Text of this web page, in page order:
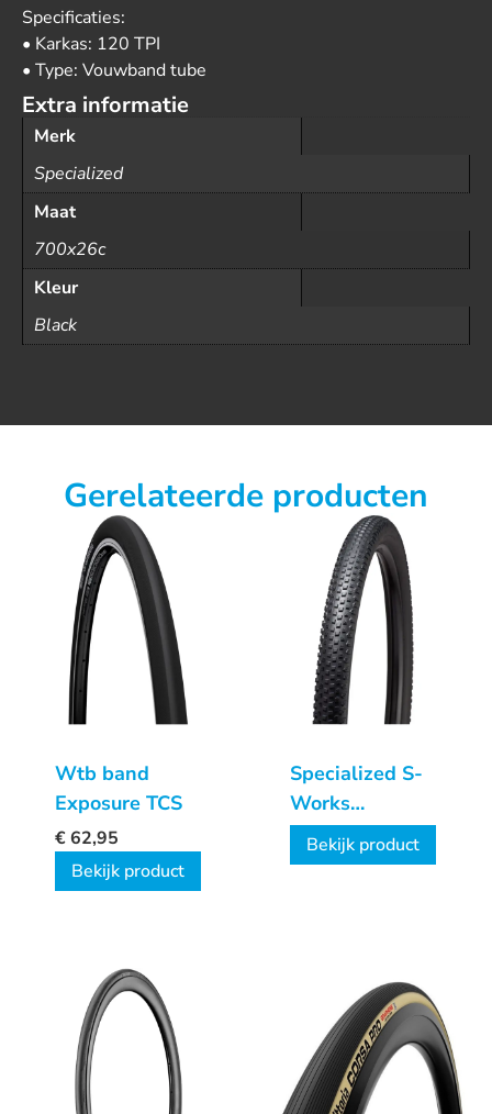
Specificaties:
• Karkas: 120 TPI
• Type: Vouwband tube
Extra informatie
Merk
Specialized
Maat
700x26c
Kleur
Black
Gerelateerde producten
Wtb band
Exposure TCS
€62,95
Bekijk product
Specialized S-
Works
Renegade
2Bliss Ready
Bekijk product